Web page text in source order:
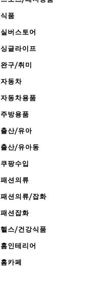
식품
실버스토어
싱글라이프
완구/취미
자동차
자동차용품
주방용품
출산/유아
출산/유아동
쿠팡수입
패션의류
패션의류/잡화
패션잡화
헬스/건강식품
홈인테리어
홈카페